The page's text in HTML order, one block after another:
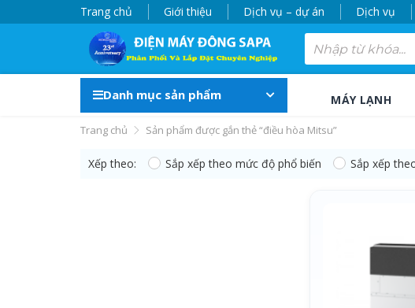
Trang chủ Giới thiệu Dịch vụ – dự án Dịch vụ
Danh mục sản phẩm MÁY LẠNH
Trang chủ Sản phẩm được gắn thẻ “điều hòa Mitsu”
Xếp theo: Sắp xếp theo mức độ phổ biến Sắp xếp